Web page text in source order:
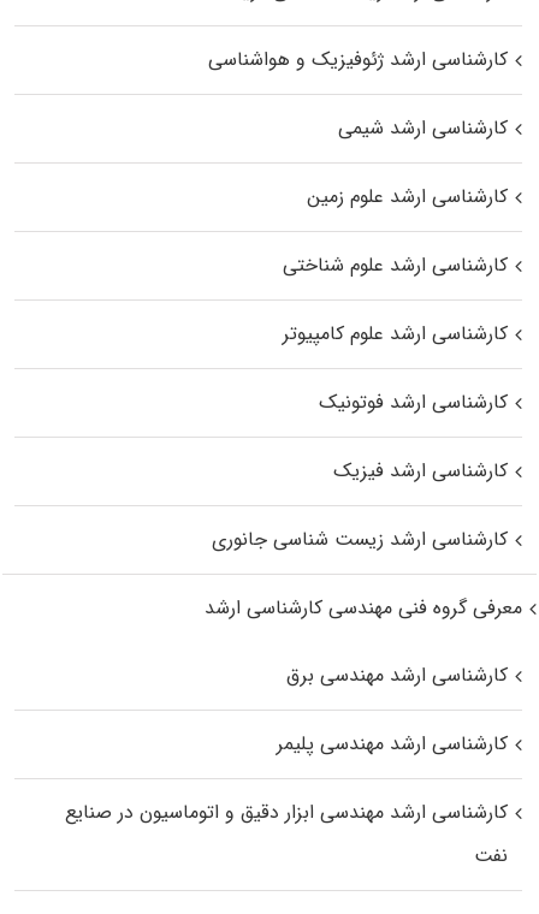
کارشناسی ارشد ژئوفیزیک و هواشناسی
کارشناسی ارشد شیمی
کارشناسی ارشد علوم زمین
کارشناسی ارشد علوم شناختی
کارشناسی ارشد علوم کامپیوتر
کارشناسی ارشد فوتونیک
کارشناسی ارشد فیزیک
کارشناسی ارشد زیست‌ شناسی جانوری
معرفی گروه فنی مهندسی کارشناسی ارشد
کارشناسی ارشد مهندسی برق
کارشناسی ارشد مهندسی پلیمر
کارشناسی ارشد مهندسی ابزار دقیق و اتوماسیون در صنایع
نفت